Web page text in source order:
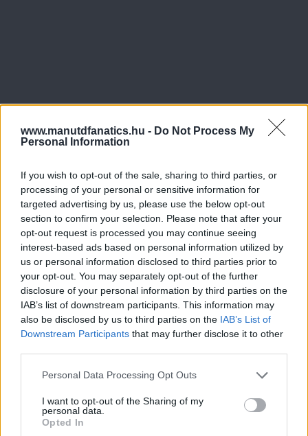
www.manutdfanatics.hu - Do Not Process My
Personal Information
If you wish to opt-out of the sale, sharing to third parties, or
processing of your personal or sensitive information for
targeted advertising by us, please use the below opt-out
section to confirm your selection. Please note that after your
opt-out request is processed you may continue seeing
interest-based ads based on personal information utilized by
us or personal information disclosed to third parties prior to
your opt-out. You may separately opt-out of the further
disclosure of your personal information by third parties on the
IAB’s list of downstream participants. This information may
also be disclosed by us to third parties on the IAB’s List of
Downstream Participants that may further disclose it to other
Please note that this website/app uses one or more Google
not limited to your visit or usage behaviour. You may click to
grant or deny consent to Google and its third-party tags to
use your data for below specified purposes in below Google
Personal Data Processing Opt Outs
I want to opt-out of the Sharing of my
personal data.
Opted In